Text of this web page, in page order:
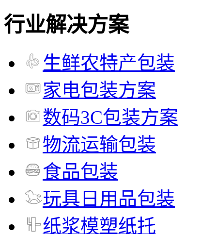
行业解决方案
生鲜农特产包装
家电包装方案
数码3C包装方案
物流运输包装
食品包装
玩具日用品包装
纸浆模塑纸托